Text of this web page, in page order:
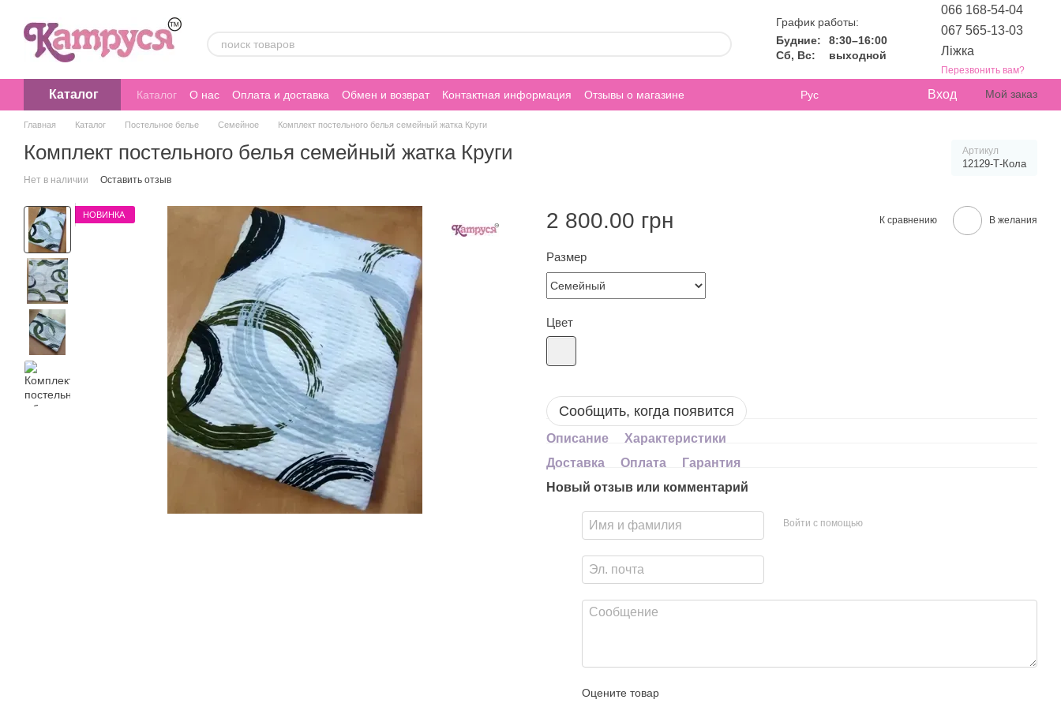
График работы:
Будние:
8:30–16:00
Сб, Вс:
выходной
066 168-54-04
067 565-13-03
Ліжка
Перезвонить вам?
Каталог Каталог О нас Оплата и доставка Обмен и возврат Контактная информация Отзывы о магазине Рус Вход Мой заказ
Главная Каталог Постельное белье Семейное Комплект постельного белья семейный жатка Круги
Комплект постельного белья семейный жатка Круги Артикул
12129-Т-Кола
Нет в наличии Оставить отзыв
НОВИНКА 2 800.00 грн К сравнению В желания
Размер
Цвет
Сообщить, когда появится
Описание
Характеристики
Доставка
Оплата
Гарантия
Новый отзыв или комментарий
Войти с помощью
Оцените товар